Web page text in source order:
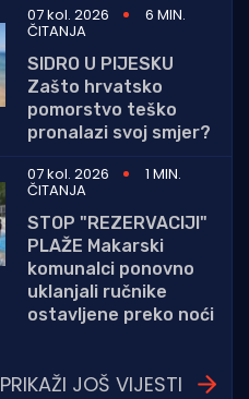
07 kol. 2026
6 MIN.
ČITANJA
SIDRO U PIJESKU
Zašto hrvatsko
pomorstvo teško
pronalazi svoj smjer?
07 kol. 2026
1 MIN.
ČITANJA
STOP "REZERVACIJI"
PLAŽE Makarski
komunalci ponovno
uklanjali ručnike
ostavljene preko noći
PRIKAŽI JOŠ VIJESTI